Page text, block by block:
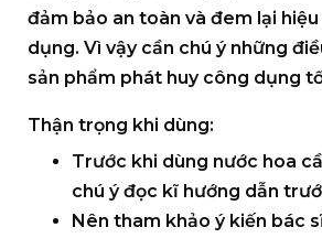
đảm bảo an toàn và đem lại
dụng. Vì vậy cần chú ý những
sản phẩm phát huy công dụng
Thận trọng khi dùng:
Trước khi dùng nước hoa
chú ý đọc kĩ hướng dẫn
Nên tham khảo ý kiến bác